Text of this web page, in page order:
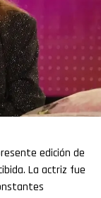
edición de
La actriz fue